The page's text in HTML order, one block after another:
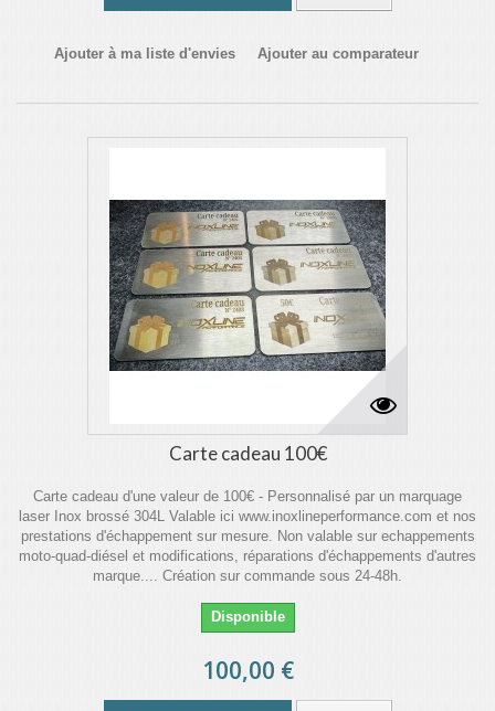
Ajouter à ma liste d'envies Ajouter au comparateur
Carte cadeau 100€
Carte cadeau d'une valeur de 100€ - Personnalisé par un marquage
laser Inox brossé 304L Valable ici www.inoxlineperformance.com et nos
prestations d'échappement sur mesure. Non valable sur echappements
moto-quad-diésel et modifications, réparations d'échappements d'autres
marque.... Création sur commande sous 24-48h.
Disponible
100,00 €